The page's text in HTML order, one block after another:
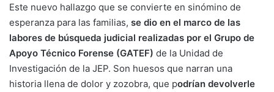
Este nuevo hallazgo que se convierte en sinómino de
esperanza para las familias, se dio en el marco de las
labores de búsqueda judicial realizadas por el Grupo de
Apoyo Técnico Forense (GATEF) de la Unidad de
Investigación de la JEP. Son huesos que narran una
historia llena de dolor y zozobra, que podrían devolverle